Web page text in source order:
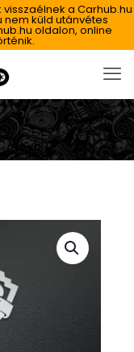
a Carhub.hu
nem küld utánvétes
oldalon, online